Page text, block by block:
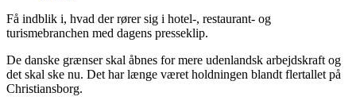
Få indblik i, hvad der rører sig i hotel-, restaurant- og
turismebranchen med dagens presseklip.
De danske grænser skal åbnes for mere udenlandsk arbejdskraft og
det skal ske nu. Det har længe været holdningen blandt flertallet på
Christiansborg.